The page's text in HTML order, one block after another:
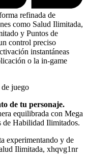
refinada de
como Salud Ilimitada,
y Puntos de
control preciso
instantáneas
o la in-game
de juego
de tu personaje.
equilibrada con Mega
de Habilidad Ilimitados.
experimentando y de
Ilimitada, xhqvg1nr